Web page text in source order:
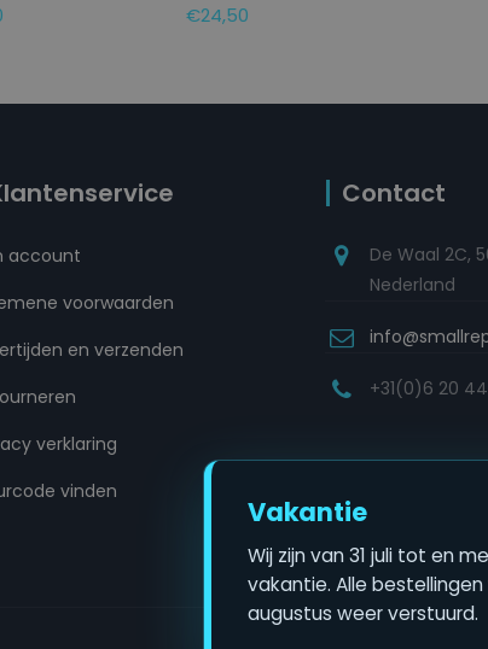
€24,50
account
voorwaarden
en verzenden
verklaring
vinden
Contact
De Waal 2C,
Nederland
+31(0)6 20
Vakantie
Wij zijn van 31 juli tot en
vakantie. Alle
augustus weer verstuurd.